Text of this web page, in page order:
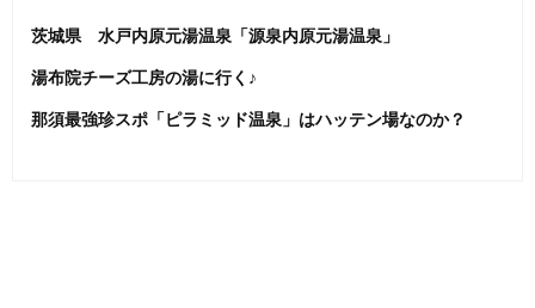
茨城県 水戸内原元湯温泉「源泉内原元湯温泉」
湯布院チーズ工房の湯に行く♪
那須最強珍スポ「ピラミッド温泉」はハッテン場なのか？